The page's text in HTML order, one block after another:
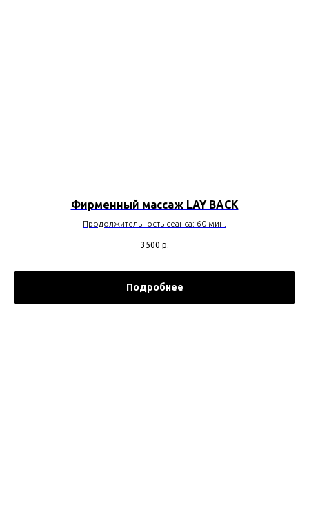
Фирменный массаж LAY BACK
Продолжительность сеанса: 60 мин.
3500 р.
Подробнее